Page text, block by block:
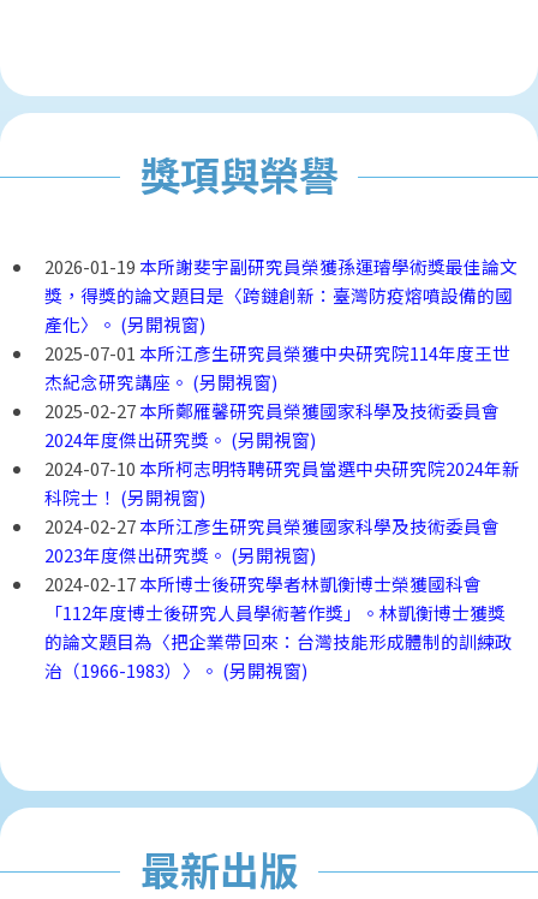
獎項與榮譽
2026-01-19 本所謝斐宇副研究員榮獲孫運璿學術獎最佳論文
獎，得獎的論文題目是〈跨鏈創新：臺灣防疫熔噴設備的國
產化〉。 (另開視窗)
2025-07-01 本所江彥生研究員榮獲中央研究院114年度王世
杰紀念研究講座。 (另開視窗)
2025-02-27本所鄭雁馨研究員榮獲國家科學及技術委員會
2024年度傑出研究獎。 (另開視窗)
2024-07-10 本所柯志明特聘研究員當選中央研究院2024年新
科院士！ (另開視窗)
2024-02-27本所江彥生研究員榮獲國家科學及技術委員會
2023年度傑出研究獎。 (另開視窗)
2024-02-17本所博士後研究學者林凱衡博士榮獲國科會
「112年度博士後研究人員學術著作獎」。林凱衡博士獲獎
的論文題目為〈把企業帶回來：台灣技能形成體制的訓練政
治（1966-1983）〉。 (另開視窗)
最新出版